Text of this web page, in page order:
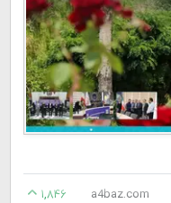
a4baz.com
۱,۸۴۶